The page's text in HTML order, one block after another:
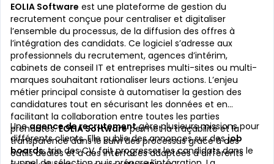
EOLIA Software est une plateforme de gestion du
recrutement conçue pour centraliser et digitaliser
l’ensemble du processus, de la diffusion des offres à
l’intégration des candidats. Ce logiciel s’adresse aux
professionnels du recrutement, agences d’intérim,
cabinets de conseil IT et entreprises multi-sites ou multi-
marques souhaitant rationaliser leurs actions. L’enjeu
métier principal consiste à automatiser la gestion des
candidatures tout en sécurisant les données et en
facilitant la collaboration entre toutes les parties
prenantes.EOLIA Softwarepermet la traçabilité et la
transparence dans le suivi des processus grâce à des
outils dédiés et à des interfaces adaptées à différents
Uneagence de recrutementgère plusieurs missions pour
différents clients. Elle publie des annonces sur desjob
boards, trie des CV, fait progresser les candidats dans le